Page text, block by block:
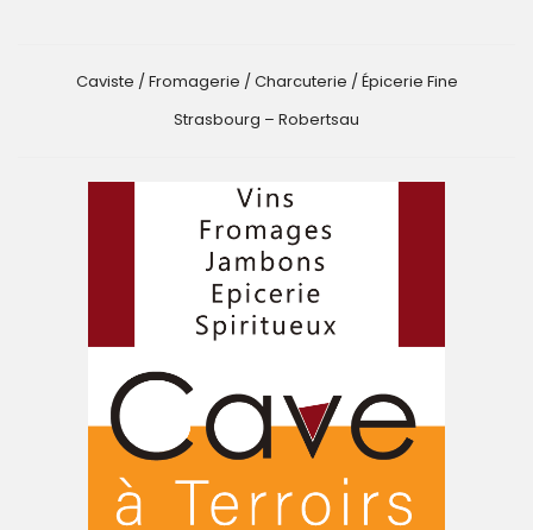
Caviste / Fromagerie / Charcuterie / Épicerie Fine
Strasbourg – Robertsau